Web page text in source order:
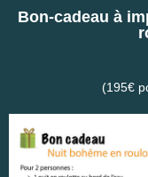
Bon-cadeau à
(195€